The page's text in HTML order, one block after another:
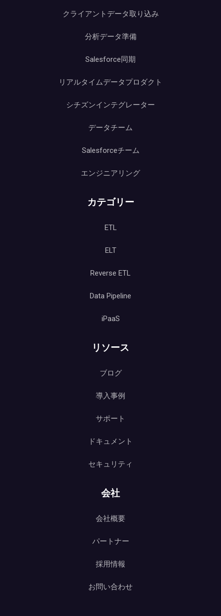
クライアントデータ取り込み
分析データ準備
Salesforce同期
リアルタイムデータプロダクト
シチズンインテグレーター
データチーム
Salesforceチーム
エンジニアリング
カテゴリー
ETL
ELT
Reverse ETL
Data Pipeline
iPaaS
リソース
ブログ
導入事例
サポート
ドキュメント
セキュリティ
会社
会社概要
パートナー
採用情報
お問い合わせ